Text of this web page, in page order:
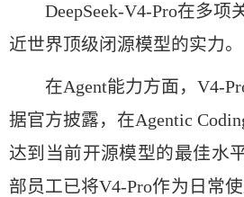
DeepSeek-V4-Pro在多项
近世界顶级闭源模型的实力。
在Agent能力方面，V4-Pro
据官方披露，在Agentic
达到当前开源模型的最佳水
部员工已将V4-Pro作为日常